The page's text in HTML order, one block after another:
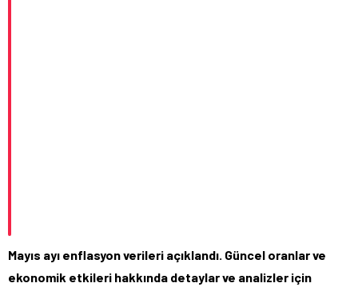
Mayıs ayı enflasyon verileri açıklandı. Güncel oranlar ve
ekonomik etkileri hakkında detaylar ve analizler için